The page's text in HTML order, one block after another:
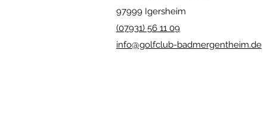
97999 Igersheim
(07931) 56 11 09
info@golfclub-badmergentheim.de